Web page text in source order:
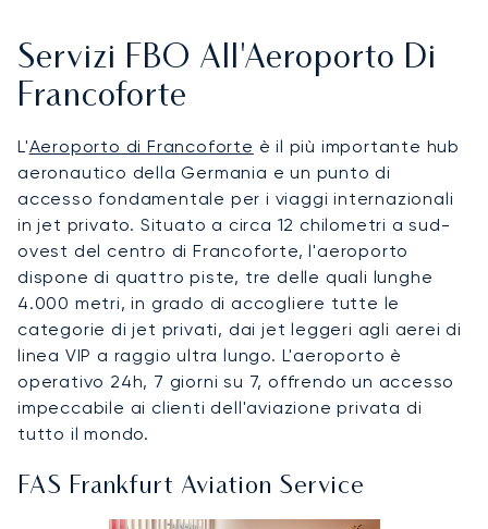
Servizi FBO All'Aeroporto Di
Francoforte
L'Aeroporto di Francoforte è il più importante hub
aeronautico della Germania e un punto di
accesso fondamentale per i viaggi internazionali
in jet privato. Situato a circa 12 chilometri a sud-
ovest del centro di Francoforte, l'aeroporto
dispone di quattro piste, tre delle quali lunghe
4.000 metri, in grado di accogliere tutte le
categorie di jet privati, dai jet leggeri agli aerei di
linea VIP a raggio ultra lungo. L'aeroporto è
operativo 24h, 7 giorni su 7, offrendo un accesso
impeccabile ai clienti dell'aviazione privata di
tutto il mondo.
FAS Frankfurt Aviation Service